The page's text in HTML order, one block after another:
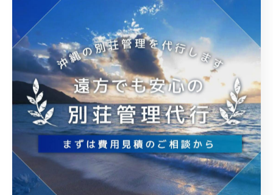
委託 代行
< 前のページ 一覧に戻る 次のページ >
関連タグ
#別荘管理